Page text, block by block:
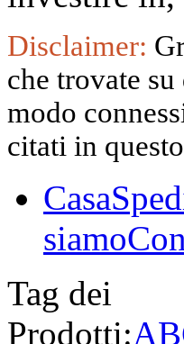
Disclaimer:
che trovate
modo
citati in
Casa
siamo
Tag dei
Prodotti:AB